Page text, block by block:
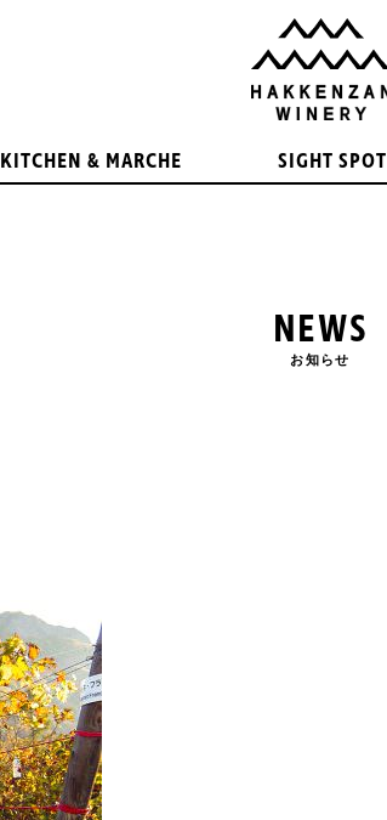
KITCHEN & MARCHE SIGHT SPOT
NEWS
お知らせ